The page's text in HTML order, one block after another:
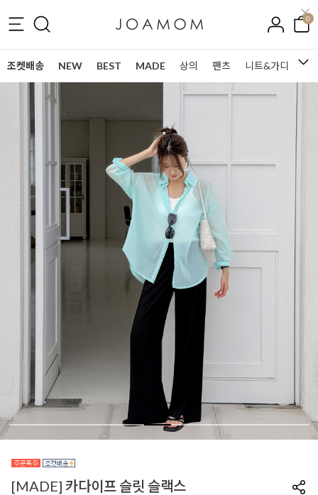
0
조켓배송 NEW BEST MADE 상의 팬츠 니트&가디건
[MADE] 카다이프 슬릿 슬랙스